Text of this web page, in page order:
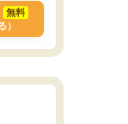
無料
）